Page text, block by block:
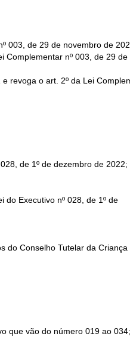
003, de 29 de novembro de
Complementar nº 003, de 29 de
revoga o art. 2º da Lei
de 1º de dezembro de 2022;
do Executivo nº 028, de 1º de
do Conselho Tutelar da Criança
que vão do número 019 ao 034;